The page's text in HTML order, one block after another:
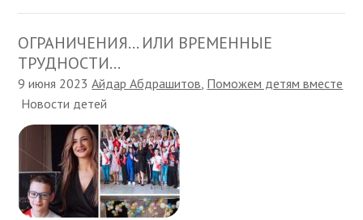
ОГРАНИЧЕНИЯ… ИЛИ ВРЕМЕННЫЕ
ТРУДНОСТИ…
9 июня 2023Айдар Абдрашитов Поможем детям вместе
Новости детей